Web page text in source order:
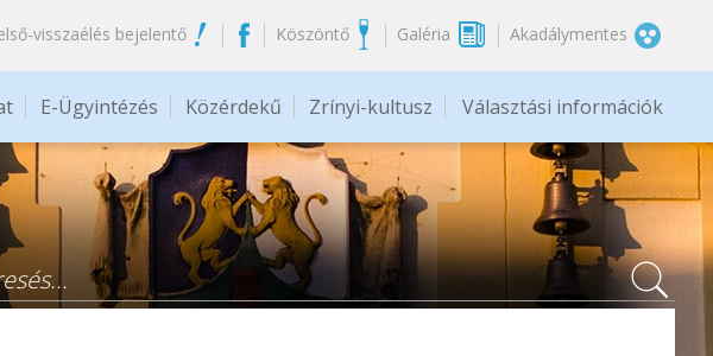
visszaélés bejelentő Köszöntő Galéria Akadálymentes
E-Ügyintézés Közérdekű Zrínyi-kultusz Választási információk
űrlap